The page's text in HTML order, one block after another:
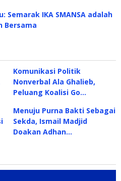
Semarak IKA SMANSA adalah
Bersama
Komunikasi Politik
Nonverbal Ala Ghalieb,
Peluang Koalisi Go…
Menuju Purna Bakti Sebagai
Sekda, Ismail Madjid
Doakan Adhan…